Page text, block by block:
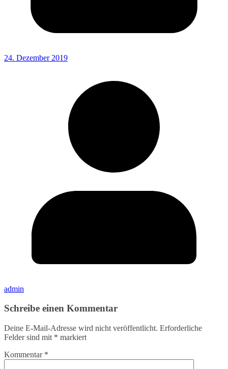
24. Dezember 2019
admin
Schreibe einen Kommentar
Deine E-Mail-Adresse wird nicht veröffentlicht. Erforderliche
Felder sind mit * markiert
Kommentar *